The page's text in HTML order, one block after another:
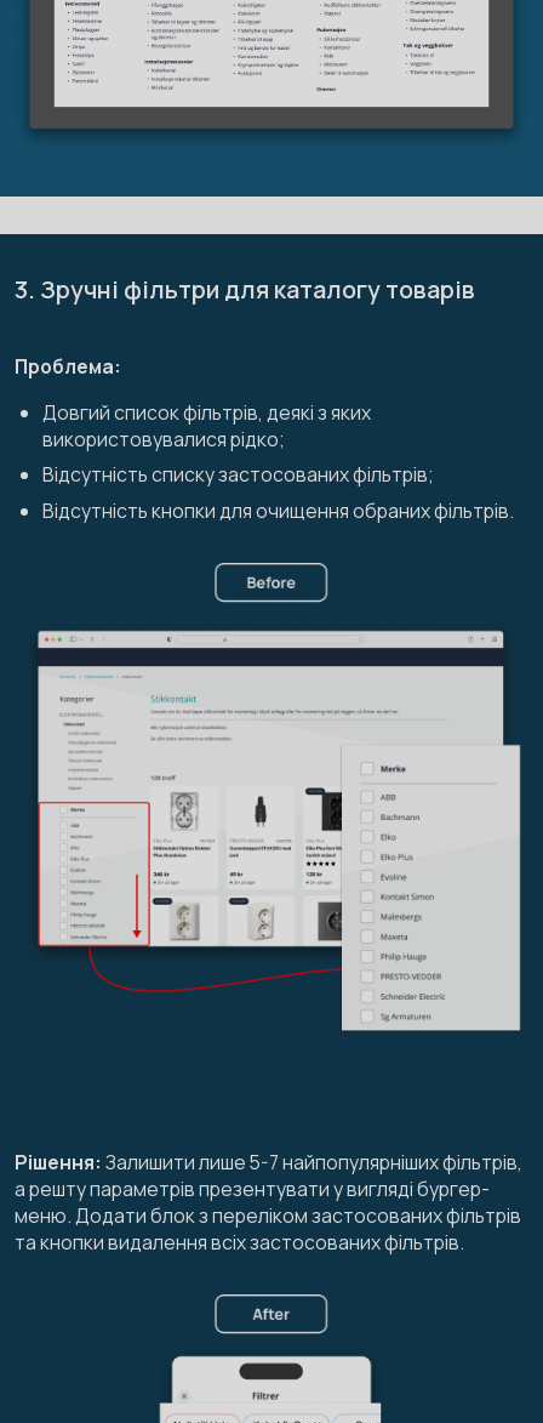
3. Зручні фільтри для каталогу товарів
Проблема:
Довгий список фільтрів, деякі з яких
використовувалися рідко;
Відсутність списку застосованих фільтрів;
Відсутність кнопки для очищення обраних фільтрів.
Рішення: Залишити лише 5-7 найпопулярніших фільтрів,
а решту параметрів презентувати у вигляді бургер-
меню. Додати блок з переліком застосованих фільтрів
та кнопки видалення всіх застосованих фільтрів.